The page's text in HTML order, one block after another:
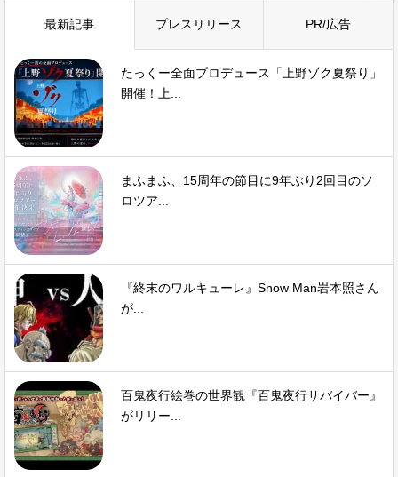
最新記事 プレスリリース PR/広告
たっくー全面プロデュース「上野ゾク夏祭り」
開催！上...
まふまふ、15周年の節目に9年ぶり2回目のソ
ロツア...
『終末のワルキューレ』Snow Man岩本照さん
が...
百鬼夜行絵巻の世界観『百鬼夜行サバイバー』
がリリー...